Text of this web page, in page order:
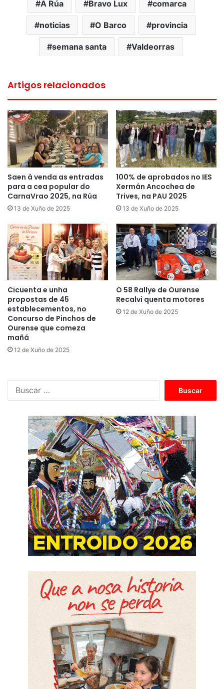
A Rúa Bravo Lux comarca
noticias O Barco provincia
semana santa Valdeorras
Artigos relacionados
Saen á venda as entradas
para a cea popular do
CarnaVrao 2025, na Rúa
13 de Xuño de 2025
100% de aprobados no IES
Xermán Ancochea de
Trives, na PAU 2025
13 de Xuño de 2025
Cicuenta e unha
propostas de 45
establecementos, no
Concurso de Pinchos de
Ourense que comeza
mañá
12 de Xuño de 2025
O 58 Rallye de Ourense
Recalvi quenta motores
12 de Xuño de 2025
c
a
r
: